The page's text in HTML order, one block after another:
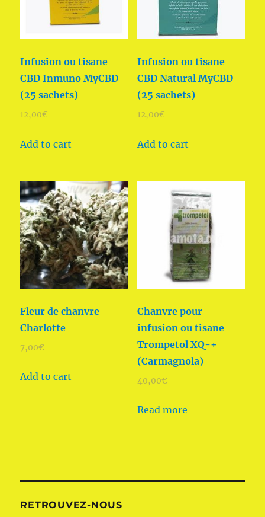
Infusion ou tisane
CBD Inmuno MyCBD
(25 sachets)
12,00€
Add to cart
Infusion ou tisane
CBD Natural MyCBD
(25 sachets)
12,00€
Add to cart
Fleur de chanvre
Charlotte
7,00€
Add to cart
Chanvre pour
infusion ou tisane
Trompetol XQ-+
(Carmagnola)
40,00€
Read more
RETROUVEZ-NOUS